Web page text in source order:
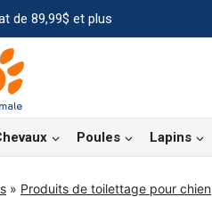
de 89,99$ et plus
Poules Lapins
» Produits de toilettage pour chien